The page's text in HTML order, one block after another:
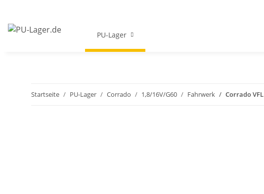
PU-Lager
Startseite PU-Lager Corrado 1,8/16V/G60 Fahrwerk Corrado